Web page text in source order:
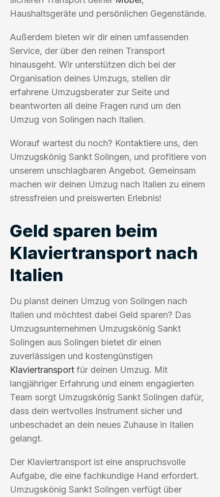
Haushaltsgeräte und persönlichen Gegenstände.
Außerdem bieten wir dir einen umfassenden
Service, der über den reinen Transport
hinausgeht. Wir unterstützen dich bei der
Organisation deines Umzugs, stellen dir
erfahrene Umzugsberater zur Seite und
beantworten all deine Fragen rund um den
Umzug von Solingen nach Italien.
Worauf wartest du noch? Kontaktiere uns, den
Umzugskönig Sankt Solingen, und profitiere von
unserem unschlagbaren Angebot. Gemeinsam
machen wir deinen Umzug nach Italien zu einem
stressfreien und preiswerten Erlebnis!
Geld sparen beim
Klaviertransport nach
Italien
Du planst deinen Umzug von Solingen nach
Italien und möchtest dabei Geld sparen? Das
Umzugsunternehmen Umzugskönig Sankt
Solingen aus Solingen bietet dir einen
zuverlässigen und kostengünstigen
Klaviertransport für deinen Umzug. Mit
langjähriger Erfahrung und einem engagierten
Team sorgt Umzugskönig Sankt Solingen dafür,
dass dein wertvolles Instrument sicher und
unbeschadet an dein neues Zuhause in Italien
gelangt.
Der Klaviertransport ist eine anspruchsvolle
Aufgabe, die eine fachkundige Hand erfordert.
Umzugskönig Sankt Solingen verfügt über